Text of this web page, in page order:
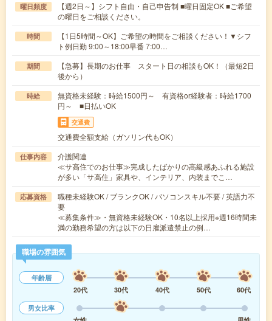
曜日頻度
【週2日～】シフト自由・自己申告制 ■曜日固定OK ■ご希望
の曜日をご相談ください。
時間
【1日5時間～OK】ご希望の時間をご相談ください！▼シフ
ト例日勤 9:00～18:00早番 7:00…
期間
【急募】長期のお仕事 スタート日の相談もOK！（最短2日
後から）
時給
無資格未経験：時給1500円～ 有資格or経験者：時給1700
円～ ■日払いOK
交通費
交通費全額支給（ガソリン代もOK）
仕事内容
介護関連
≪サ高住でのお仕事≫完成したばかりの高級感あふれる施設
が多い「サ高住」家具や、インテリア、内装までこ…
応募資格
職種未経験OK / ブランクOK / パソコンスキル不要 / 英語力不
要
≪募集条件≫・無資格未経験OK・10名以上採用※週16時間未
満の勤務希望の方は以下の日雇派遣禁止の例…
職場の雰囲気
年齢層
20代
30代 40代 50代
60代
男女比率